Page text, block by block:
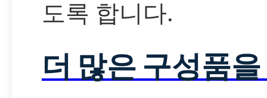
도록 합니다.
더 많은 구성품